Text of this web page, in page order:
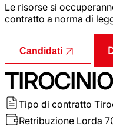
Le risorse si
contratto a norma di
Candidati
Tipo di contratto
Retribuzione Lorda